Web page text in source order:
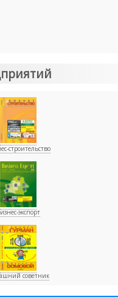
строительство
экспорт
советник